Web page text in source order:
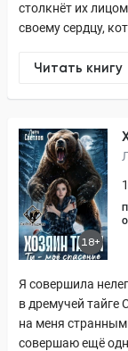
столкнёт их
своему сердцу,
Читать книгу
18+
Я совершила
в дремучей тайге
на меня
совершаю ещё